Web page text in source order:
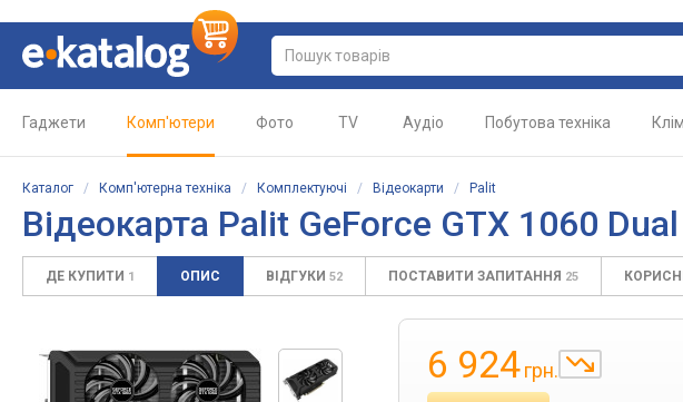
Гаджети Комп'ютери Фото TV Аудіо Побутова техніка
Каталог / Комп'ютерна техніка / Комплектуючі / Відеокарти / Palit
Відеокарта Palit GeForce GTX 1060
ДЕ КУПИТИ 1 ОПИС ВІДГУКИ 52 ПОСТАВИТИ ЗАПИТАННЯ 25
6 924грн.